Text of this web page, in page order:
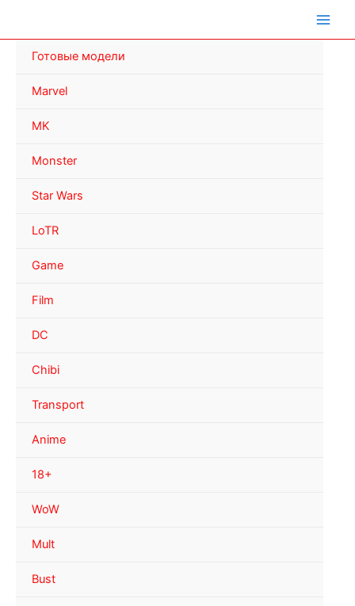
Готовые модели
Marvel
MK
Monster
Star Wars
LoTR
Game
Film
DC
Chibi
Transport
Anime
18+
WoW
Mult
Bust